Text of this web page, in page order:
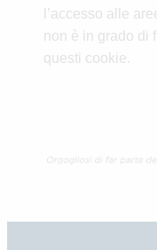
l’accesso alle
non è in grado di
questi cookie.